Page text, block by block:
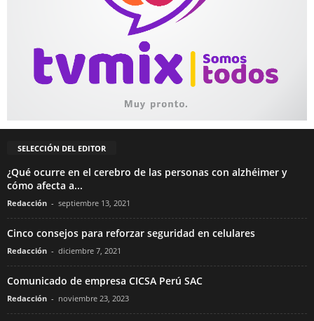
SELECCIÓN DEL EDITOR
¿Qué ocurre en el cerebro de las personas con alzhéimer y
cómo afecta a...
Redacción - septiembre 13, 2021
Cinco consejos para reforzar seguridad en celulares
Redacción - diciembre 7, 2021
Comunicado de empresa CICSA Perú SAC
Redacción - noviembre 23, 2023